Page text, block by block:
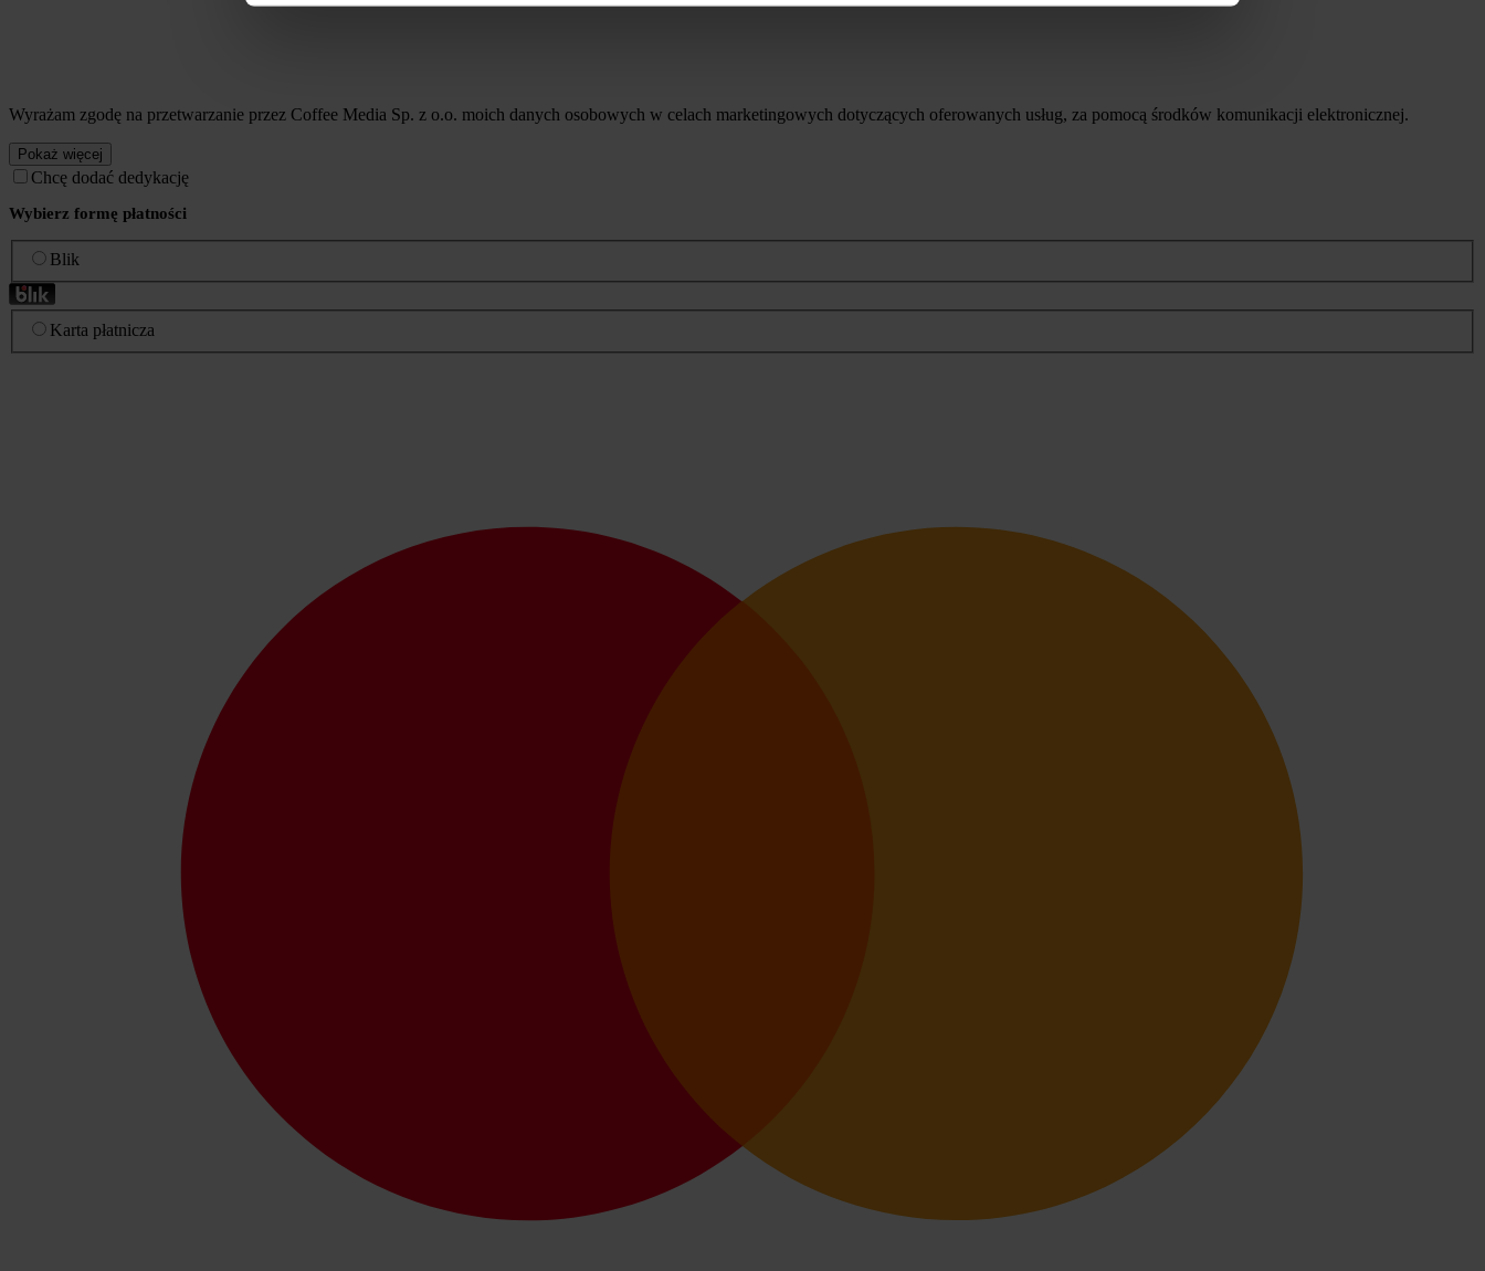
Wyrażam zgodę na przetwarzanie przez Coffee Media Sp. z o.o. moich danych osobowych w celach marketingowych dotyczących oferowanych usług, za pomocą środków komunikacji elektronicznej.
Pokaż więcej
Chcę dodać dedykację
Wybierz formę płatności
Blik
Karta płatnicza